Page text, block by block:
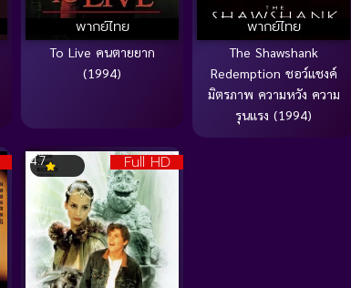
พากย์ไทย
To Live คนตายยาก
(1994)
พากย์ไทย
The Shawshank
Redemption ชอว์แชงค์
มิตรภาพ ความหวัง ความ
รุนแรง (1994)
Full HD
4.7